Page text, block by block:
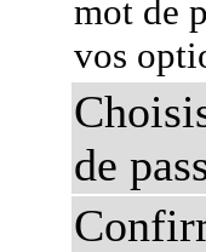
mot de
vos
de